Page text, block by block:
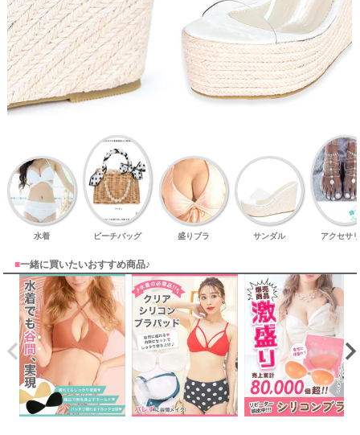
水着 ビーチバッグ 盛りブラ サンダル アクセサ
■一緒に買いたいおすすめ商品♪